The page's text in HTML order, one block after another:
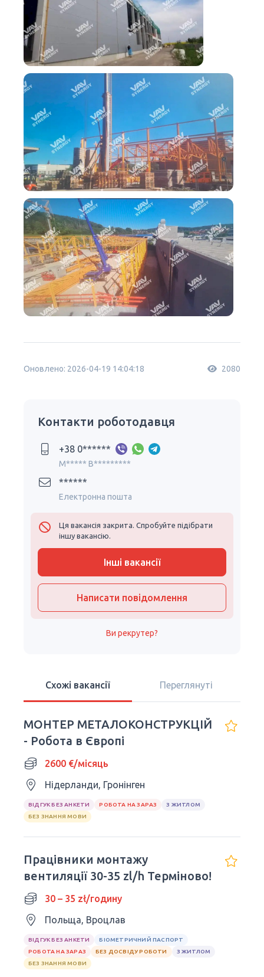
Оновлено: 2026-04-19 14:04:18 2080
Контакти роботодавця
+38 0******
M***** B*********
******
Електронна пошта
Ця вакансія закрита. Спробуйте підібрати
іншу вакансію.
Інші вакансії
Написати повідомлення
Ви рекрутер?
Схожі вакансії Переглянуті
МОНТЕР МЕТАЛОКОНСТРУКЦІЙ
- Робота в Європі
2600 €/місяць
Нідерланди, Гронінген
ВІДГУК БЕЗ АНКЕТИ РОБОТА НА ЗАРАЗ
З ЖИТЛОМ
БЕЗ ЗНАННЯ МОВИ
Працівники монтажу
вентиляції 30-35 zl/h Терміново!
30 – 35 zł/годину
Польща, Вроцлав
ВІДГУК БЕЗ АНКЕТИ
БІОМЕТРИЧНИЙ ПАСПОРТ
РОБОТА НА ЗАРАЗ
БЕЗ ДОСВІДУ РОБОТИ
З ЖИТЛОМ
БЕЗ ЗНАННЯ МОВИ